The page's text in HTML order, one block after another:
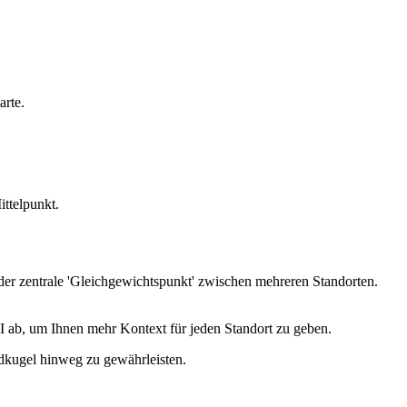
zentrale 'Gleichgewichtspunkt' zwischen mehreren Standorten.
um Ihnen mehr Kontext für jeden Standort zu geben.
hinweg zu gewährleisten.